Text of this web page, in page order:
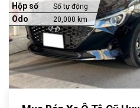
Hộp số Số tự động
Odo 20,000 km